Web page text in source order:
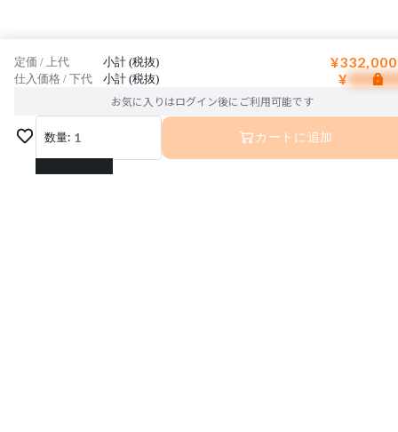
定価 / 上代 小計 (税抜)
仕入価格 / 下代 小計 (税抜) ¥
お気に入りはログイン後にご利用可能です
数量: 1
1
カートに追加